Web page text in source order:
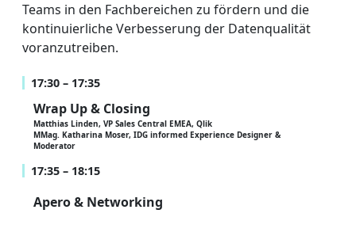
Teams in den Fachbereichen zu fördern und die
kontinuierliche Verbesserung der Datenqualität
voranzutreiben.
17:30 – 17:35
Wrap Up & Closing
Matthias Linden, VP Sales Central EMEA, Qlik
MMag. Katharina Moser, IDG informed Experience Designer &
Moderator
17:35 – 18:15
Apero & Networking